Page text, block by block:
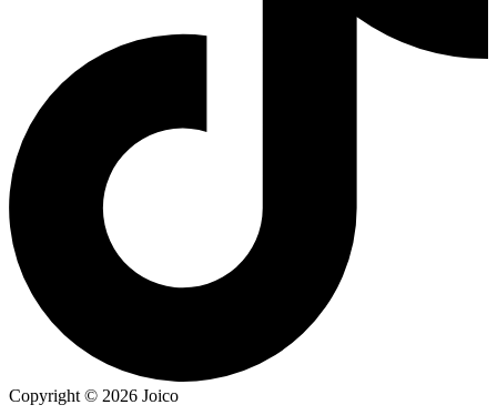
Copyright © 2026 Joico